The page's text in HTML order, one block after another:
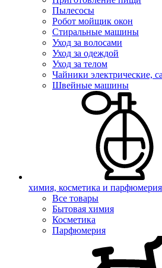
Пылесосы
Робот мойщик окон
Стиральные машины
Уход за волосами
Уход за одеждой
Уход за телом
Чайники электрические,
Швейные машины
химия, косметика и парфюмерия
Все товары
Бытовая химия
Косметика
Парфюмерия